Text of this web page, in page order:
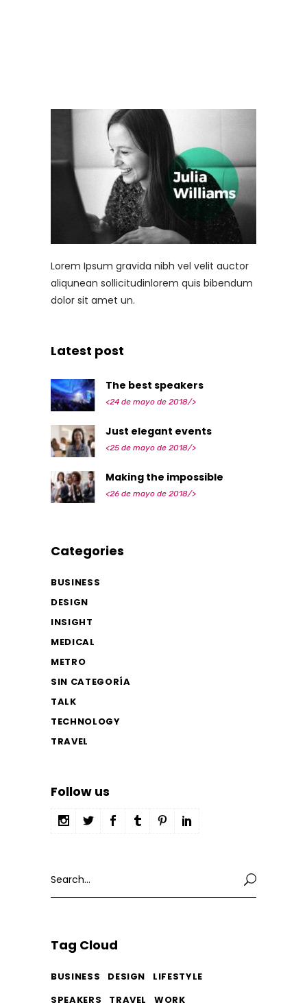
Lorem Ipsum gravida nibh vel velit auctor
aliqunean sollicitudinlorem quis bibendum
dolor sit amet un.
Latest post
The best speakers
<24 de mayo de 2018/>
Just elegant events
<25 de mayo de 2018/>
Making the impossible
<26 de mayo de 2018/>
Categories
BUSINESS
DESIGN
INSIGHT
MEDICAL
METRO
SIN CATEGORÍA
TALK
TECHNOLOGY
TRAVEL
Follow us
for:
Tag Cloud
BUSINESS DESIGN
LIFESTYLE
SPEAKERS
TRAVEL WORK